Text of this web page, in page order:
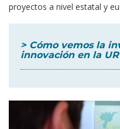
proyectos a nivel estatal y
> Cómo vemos la
innovación en la